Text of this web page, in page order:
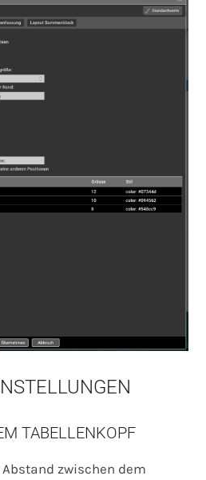
TABELLENKOPF
zwischen dem